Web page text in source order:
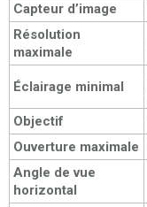
Capteur d’image
Résolution
maximale
Éclairage minimal
Objectif
Ouverture maximale
Angle de vue
horizontal